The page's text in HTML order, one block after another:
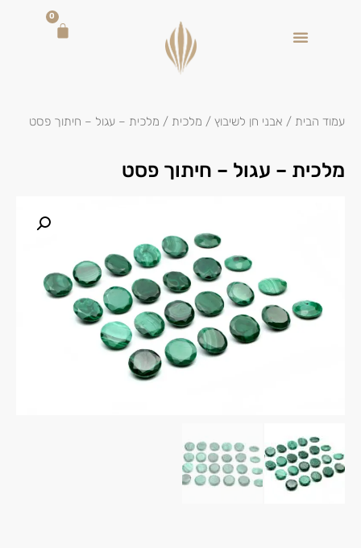
0
עמוד הבית / אבני חן לשיבוץ / מלכית / מלכית – עגול – חיתוך פסט
מלכית – עגול – חיתוך פסט